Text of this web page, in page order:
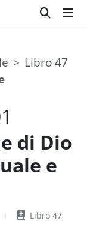
Libro 47
di Dio
e
Libro 47